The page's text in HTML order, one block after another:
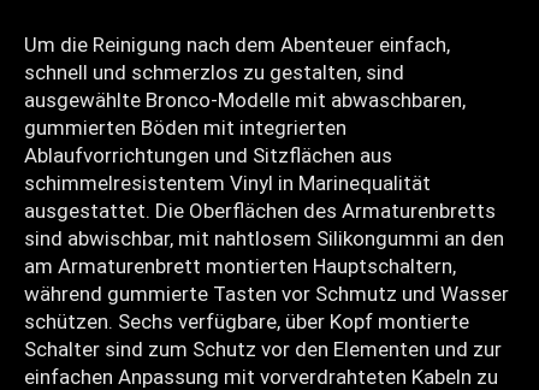
Um die Reinigung nach dem Abenteuer einfach,
schnell und schmerzlos zu gestalten, sind
ausgewählte Bronco-Modelle mit abwaschbaren,
gummierten Böden mit integrierten
Ablaufvorrichtungen und Sitzflächen aus
schimmelresistentem Vinyl in Marinequalität
ausgestattet. Die Oberflächen des Armaturenbretts
sind abwischbar, mit nahtlosem Silikongummi an den
am Armaturenbrett montierten Hauptschaltern,
während gummierte Tasten vor Schmutz und Wasser
schützen. Sechs verfügbare, über Kopf montierte
Schalter sind zum Schutz vor den Elementen und zur
einfachen Anpassung mit vorverdrahteten Kabeln zu